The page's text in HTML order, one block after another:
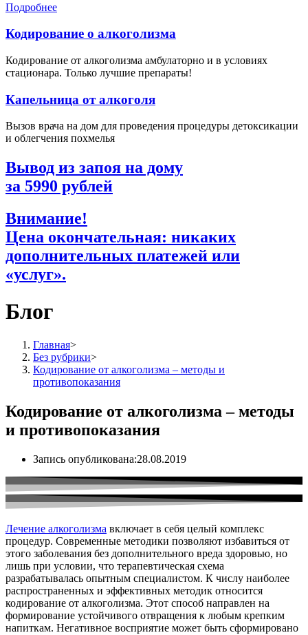
Подробнее
Кодирование о алкоголизма
Кодирование от алкоголизма амбулаторно и в условиях
стационара. Только лучшие препараты!
Капельница от алкоголя
Вызов врача на дом для проведения процедуры детоксикации
и облегчения похмелья
Вывод из запоя на дому
за 5990 рублей
Внимание!
Цена окончательная: никаких
дополнительных платежей или
«услуг».
Блог
Главная>
Без рубрики>
Кодирование от алкоголизма – методы и
противопоказания
Кодирование от алкоголизма – методы
и противопоказания
Запись опубликована:28.08.2019
Лечение алкоголизма включает в себя целый комплекс
процедур. Современные методики позволяют избавиться от
этого заболевания без дополнительного вреда здоровью, но
лишь при условии, что терапевтическая схема
разрабатывалась опытным специалистом. К числу наиболее
распространенных и эффективных методик относится
кодирование от алкоголизма. Этот способ направлен на
формирование устойчивого отвращения к любым крепким
напиткам. Негативное восприятие может быть сформировано